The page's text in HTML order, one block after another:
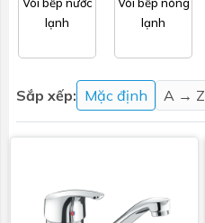
lạnh
lạnh
Sắp xếp: Mặc định A → Z